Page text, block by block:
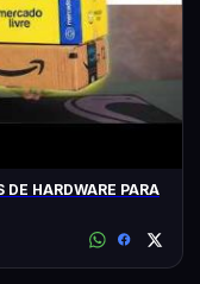
HARDWARE PARA